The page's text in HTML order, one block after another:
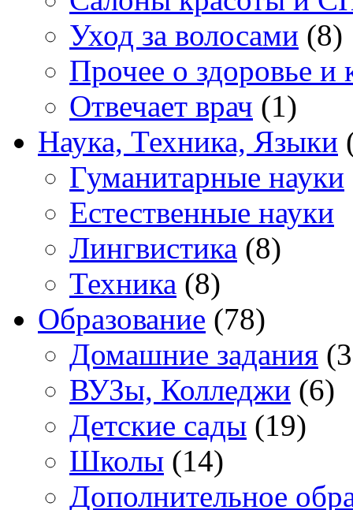
Уход за волосами (8)
Прочее о здоровье и
Отвечает врач (1)
Наука, Техника, Языки
Гуманитарные науки
Естественные науки
Лингвистика (8)
Техника (8)
Образование (78)
Домашние задания
ВУЗы, Колледжи (6)
Детские сады (19)
Школы (14)
Дополнительное